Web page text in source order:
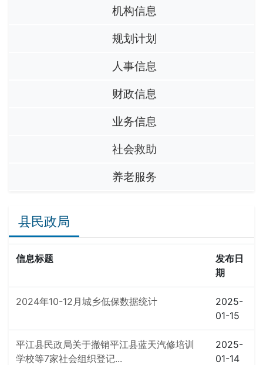
机构信息
规划计划
人事信息
财政信息
业务信息
社会救助
养老服务
县民政局
信息标题
发布日
期
2024年10-12月城乡低保数据统计
2025-
01-15
平江县民政局关于撤销平江县蓝天汽修培训
学校等7家社会组织登记...
2025-
01-14